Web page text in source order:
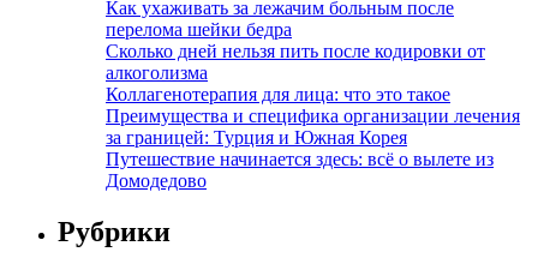
Как ухаживать за лежачим больным после
перелома шейки бедра
Сколько дней нельзя пить после кодировки от
алкоголизма
Коллагенотерапия для лица: что это такое
Преимущества и специфика организации лечения
за границей: Турция и Южная Корея
Путешествие начинается здесь: всё о вылете из
Домодедово
Рубрики